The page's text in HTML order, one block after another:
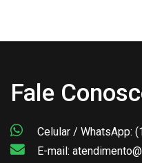
Fale
Celular / WhatsApp:
E-mail: